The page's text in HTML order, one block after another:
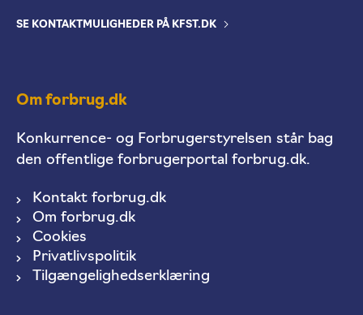
SE KONTAKTMULIGHEDER PÅ KFST.DK
Om forbrug.dk
Konkurrence- og Forbrugerstyrelsen står bag
den offentlige forbrugerportal forbrug.dk.
Kontakt forbrug.dk
Om forbrug.dk
Cookies
Privatlivspolitik
Tilgængelighedserklæring